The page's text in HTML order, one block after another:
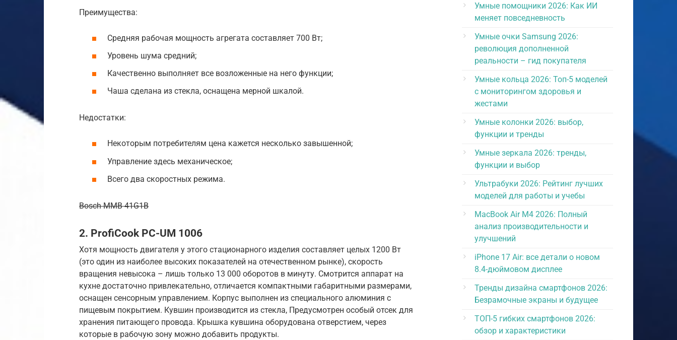
Преимущества:
Средняя рабочая мощность агрегата составляет 700 Вт;
Уровень шума средний;
Качественно выполняет все возложенные на него функции;
Чаша сделана из стекла, оснащена мерной шкалой.
Недостатки:
Некоторым потребителям цена кажется несколько завышенной;
Управление здесь механическое;
Всего два скоростных режима.
Bosch MMB 41G1B
2. ProfiCook PC-UM 1006
Хотя мощность двигателя у этого стационарного изделия составляет целых 1200 Вт
(это один из наиболее высоких показателей на отечественном рынке), скорость
вращения невысока – лишь только 13 000 оборотов в минуту. Смотрится аппарат на
кухне достаточно привлекательно, отличается компактными габаритными размерами,
оснащен сенсорным управлением. Корпус выполнен из специального алюминия с
пищевым покрытием. Кувшин производится из стекла, Предусмотрен особый отсек для
хранения питающего провода. Крышка кувшина оборудована отверстием, через
которые в рабочую зону можно добавить продукты.
Умные помощники 2026: Как ИИ
меняет повседневность
Умные очки Samsung 2026:
революция дополненной
реальности – гид покупателя
Умные кольца 2026: Топ-5 моделей
с мониторингом здоровья и
жестами
Умные колонки 2026: выбор,
функции и тренды
Умные зеркала 2026: тренды,
функции и выбор
Ультрабуки 2026: Рейтинг лучших
моделей для работы и учебы
MacBook Air M4 2026: Полный
анализ производительности и
улучшений
iPhone 17 Air: все детали о новом
8.4-дюймовом дисплее
Тренды дизайна смартфонов 2026:
Безрамочные экраны и будущее
ТОП-5 гибких смартфонов 2026:
обзор и характеристики